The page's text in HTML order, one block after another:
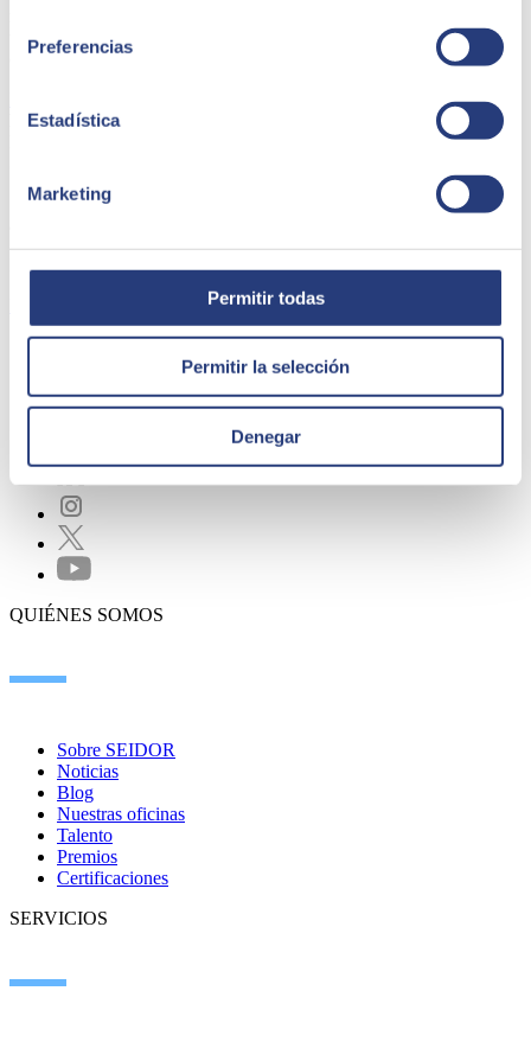
Preferencias
Estadística
Marketing
Permitir todas
Permitir la selección
Denegar
todo en entornos críticos, regulados y con datos sensibles, en línea
con el AI Act europeo.
DESCUBRE
¿Quieres unirte a humanizar el mundo
Busca tu oportunidad y únete al equipo
QUIÉNES SOMOS
Sobre SEIDOR
Noticias
Blog
Nuestras oficinas
Talento
Premios
Certificaciones
SERVICIOS